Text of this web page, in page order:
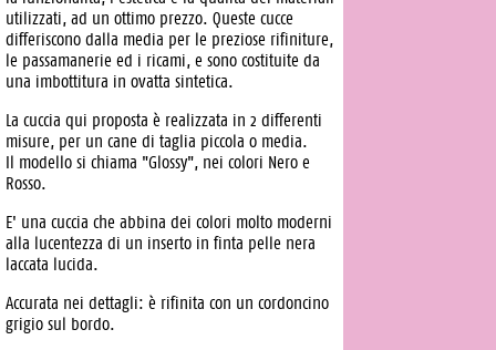
utilizzati, ad un ottimo prezzo. Queste cucce
differiscono dalla media per le preziose rifiniture,
le passamanerie ed i ricami, e sono costituite da
una imbottitura in ovatta sintetica.
La cuccia qui proposta è realizzata in 2 differenti
misure, per un cane di taglia piccola o media.
Il modello si chiama "Glossy", nei colori Nero e
Rosso.
E' una cuccia che abbina dei colori molto moderni
alla lucentezza di un inserto in finta pelle nera
laccata lucida.
Accurata nei dettagli: è rifinita con un cordoncino
grigio sul bordo.